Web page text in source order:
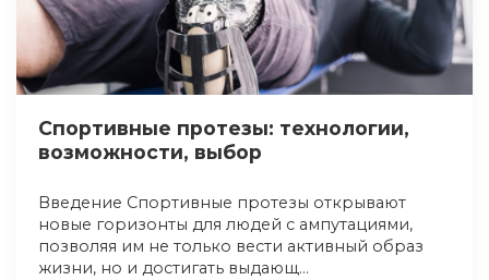
Спортивные протезы: технологии,
возможности, выбор
Введение Спортивные протезы открывают
новые горизонты для людей с ампутациями,
позволяя им не только вести активный образ
жизни, но и достигать выдающ...